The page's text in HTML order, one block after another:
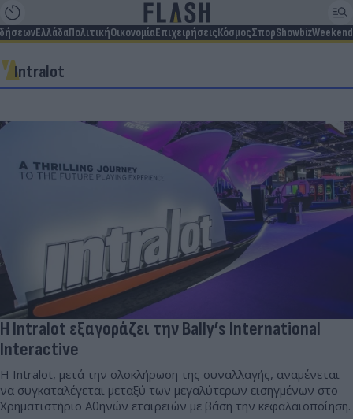
ΕλλάδαΠολιτικήΟικονομίαΕπιχειρήσειςΚόσμοςΣπορShowbizWeekend
Intralot
Η Intralot εξαγοράζει την Bally’s International
Interactive
Η Intralot, μετά την ολοκλήρωση της συναλλαγής, αναμένεται
να συγκαταλέγεται μεταξύ των μεγαλύτερων εισηγμένων στο
Χρηματιστήριο Αθηνών εταιρειών με βάση την κεφαλαιοποίηση.